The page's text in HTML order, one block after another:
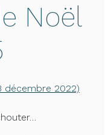
Noël
décembre 2022)